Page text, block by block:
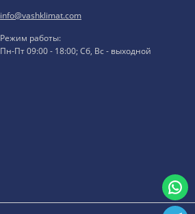
info@vashklimat.com
Режим работы:
Пн-Пт 09:00 - 18:00; Сб, Вс - выходной